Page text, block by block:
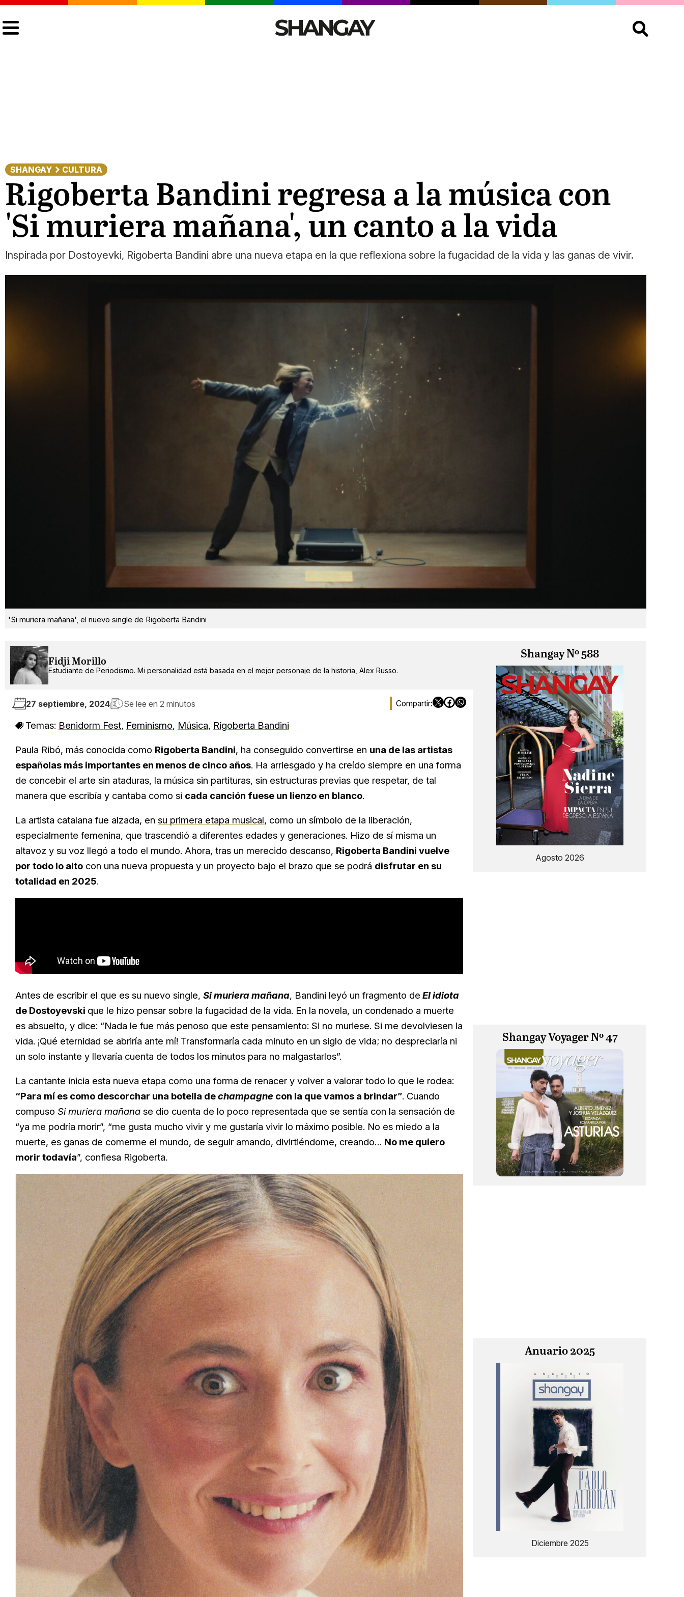
Buscar:
SHANGAY CULTURA
Rigoberta Bandini regresa a la música con
'Si muriera mañana', un canto a la vida
Inspirada por Dostoyevki, Rigoberta Bandini abre una nueva etapa en la que reflexiona sobre la fugacidad de la vida y las ganas de vivir.
'Si muriera mañana', el nuevo single de Rigoberta Bandini
Fidji Morillo
Estudiante de Periodismo. Mi personalidad está basada en el mejor personaje de la historia, Alex Russo.
27 septiembre, 2024 Se lee en 2 minutos
Temas: Benidorm Fest, Feminismo, Música, Rigoberta Bandini
Paula Ribó, más conocida como Rigoberta Bandini, ha conseguido convertirse en una de las artistas
españolas más importantes en menos de cinco años. Ha arriesgado y ha creído siempre en una forma
de concebir el arte sin ataduras, la música sin partituras, sin estructuras previas que respetar, de tal
manera que escribía y cantaba como si cada canción fuese un lienzo en blanco.
La artista catalana fue alzada, en su primera etapa musical, como un símbolo de la liberación,
especialmente femenina, que trascendió a diferentes edades y generaciones. Hizo de sí misma un
altavoz y su voz llegó a todo el mundo. Ahora, tras un merecido descanso, Rigoberta Bandini vuelve
por todo lo alto con una nueva propuesta y un proyecto bajo el brazo que se podrá disfrutar en su
totalidad en 2025.
Antes de escribir el que es su nuevo single, Si muriera mañana, Bandini leyó un fragmento de El idiota
de Dostoyevski que le hizo pensar sobre la fugacidad de la vida. En la novela, un condenado a muerte
es absuelto, y dice: “Nada le fue más penoso que este pensamiento: Si no muriese. Si me devolviesen la
vida. ¡Qué eternidad se abriría ante mí! Transformaría cada minuto en un siglo de vida; no despreciaría ni
un solo instante y llevaría cuenta de todos los minutos para no malgastarlos”.
La cantante inicia esta nueva etapa como una forma de renacer y volver a valorar todo lo que le rodea:
“Para mí es como descorchar una botella dechampagne con la que vamos a brindar”. Cuando
compuso Si muriera mañana se dio cuenta de lo poco representada que se sentía con la sensación de
“ya me podría morir”, “me gusta mucho vivir y me gustaría vivir lo máximo posible. No es miedo a la
muerte, es ganas de comerme el mundo, de seguir amando, divirtiéndome, creando… No me quiero
morir todavía”, confiesa Rigoberta.
Shangay Nº 588
Agosto 2026
Shangay Voyager Nº 47
Anuario 2025
Diciembre 2025